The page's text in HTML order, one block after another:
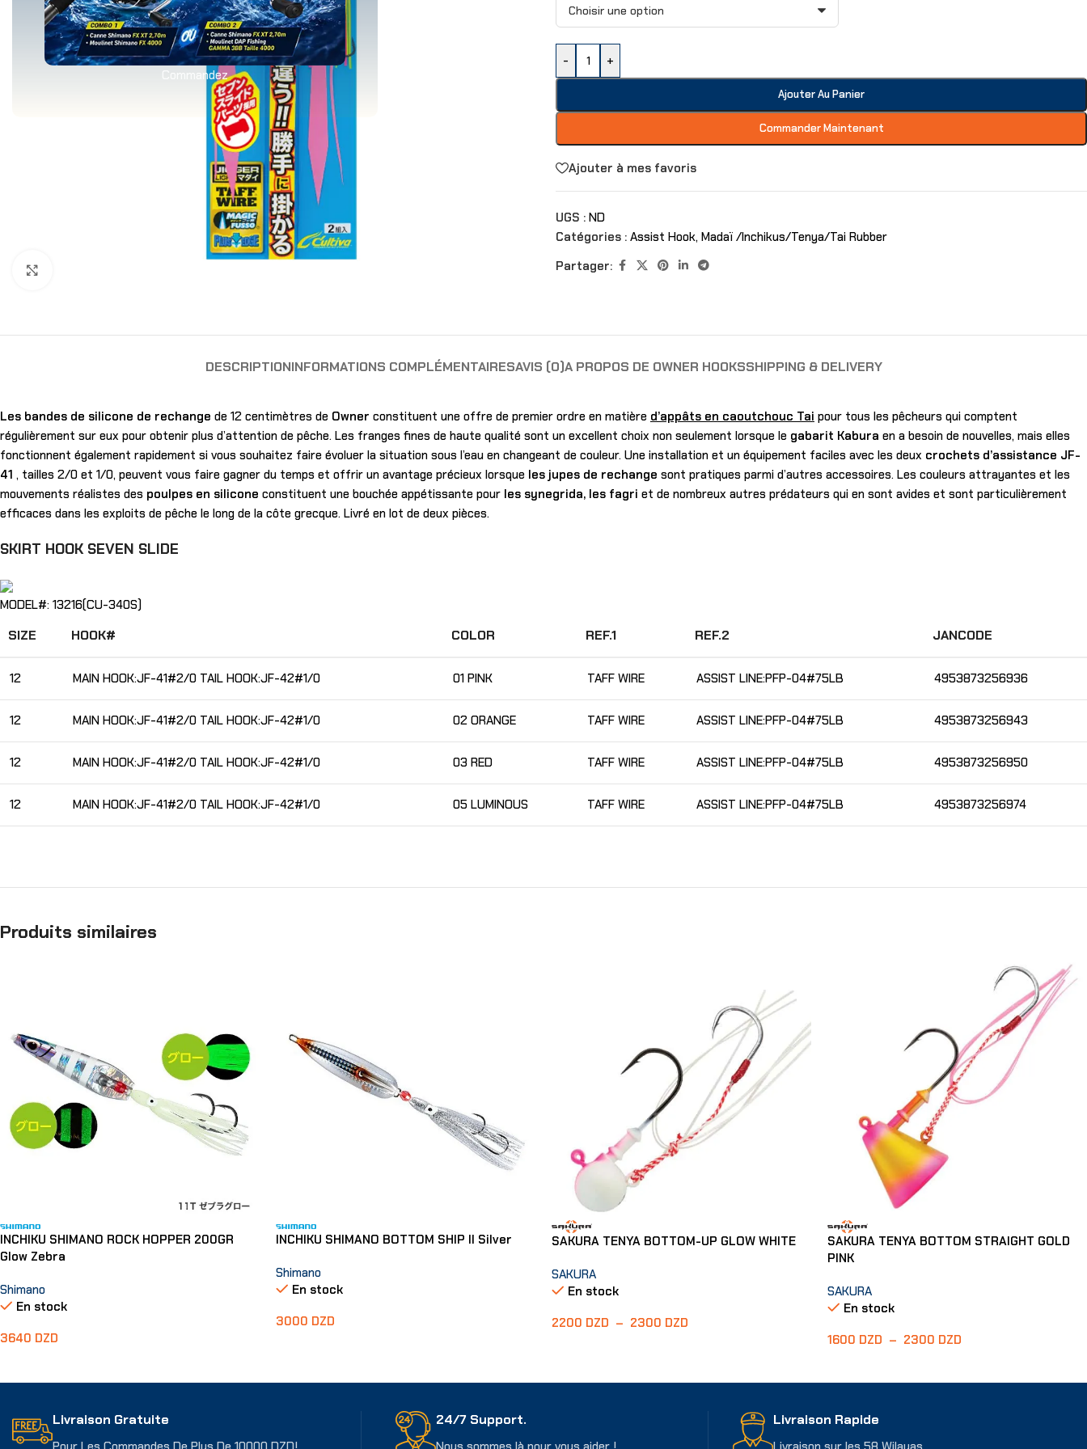
Commandez
- +
Ajouter Au Panier
Commander Maintenant
Ajouter à mes favoris
UGS : ND
Catégories : Assist Hook, Madaï /Inchikus/Tenya/Tai Rubber
Partager:
DESCRIPTIONINFORMATIONS COMPLÉMENTAIRESAVIS (0)A PROPOS DE OWNER HOOKSSHIPPING & DELIVERY
Les bandes de silicone de rechange de 12 centimètres de Owner constituent une offre de premier ordre en matière d’appâts en caoutchouc Tai pour tous les pêcheurs qui comptent
régulièrement sur eux pour obtenir plus d’attention de pêche. Les franges fines de haute qualité sont un excellent choix non seulement lorsque le gabarit Kabura en a besoin de nouvelles, mais elles
fonctionnent également rapidement si vous souhaitez faire évoluer la situation sous l’eau en changeant de couleur. Une installation et un équipement faciles avec les deux crochets d’assistance JF-
41 , tailles 2/0 et 1/0, peuvent vous faire gagner du temps et offrir un avantage précieux lorsque les jupes de rechange sont pratiques parmi d’autres accessoires. Les couleurs attrayantes et les
mouvements réalistes des poulpes en silicone constituent une bouchée appétissante pour les synegrida, les fagri et de nombreux autres prédateurs qui en sont avides et sont particulièrement
efficaces dans les exploits de pêche le long de la côte grecque. Livré en lot de deux pièces.
SKIRT HOOK SEVEN SLIDE
MODEL#: 13216(CU-340S)
SIZE HOOK# COLOR REF.1 REF.2 JANCODE
12 MAIN HOOK:JF-41#2/0 TAIL HOOK:JF-42#1/0 01 PINK TAFF WIRE ASSIST LINE:PFP-04#75LB 4953873256936
12 MAIN HOOK:JF-41#2/0 TAIL HOOK:JF-42#1/0 02 ORANGE TAFF WIRE ASSIST LINE:PFP-04#75LB 4953873256943
12 MAIN HOOK:JF-41#2/0 TAIL HOOK:JF-42#1/0 03 RED TAFF WIRE ASSIST LINE:PFP-04#75LB 4953873256950
12 MAIN HOOK:JF-41#2/0 TAIL HOOK:JF-42#1/0 05 LUMINOUS TAFF WIRE ASSIST LINE:PFP-04#75LB 4953873256974
Produits similaires
INCHIKU SHIMANO ROCK HOPPER 200GR
Glow Zebra
Shimano
En stock
3640 DZD
INCHIKU SHIMANO BOTTOM SHIP II Silver
Shimano
En stock
3000 DZD
SAKURA TENYA BOTTOM-UP GLOW WHITE
SAKURA
En stock
2200 DZD – 2300 DZD
SAKURA TENYA BOTTOM STRAIGHT GOLD
PINK
SAKURA
En stock
1600 DZD – 2300 DZD
Livraison Gratuite 24/7 Support. Livraison Rapide